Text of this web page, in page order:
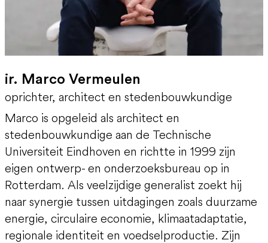
ir. Marco Vermeulen
oprichter, architect en stedenbouwkundige
Marco is opgeleid als architect en
stedenbouwkundige aan de Technische
Universiteit Eindhoven en richtte in 1999 zijn
eigen ontwerp- en onderzoeksbureau op in
Rotterdam. Als veelzijdige generalist zoekt hij
naar synergie tussen uitdagingen zoals duurzame
energie, circulaire economie, klimaatadaptatie,
regionale identiteit en voedselproductie. Zijn